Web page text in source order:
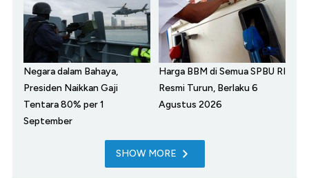
Negara dalam Bahaya,
Presiden Naikkan Gaji
Tentara 80% per 1
September
Harga BBM di Semua SPBU RI
Resmi Turun, Berlaku 6
Agustus 2026
SHOW MORE